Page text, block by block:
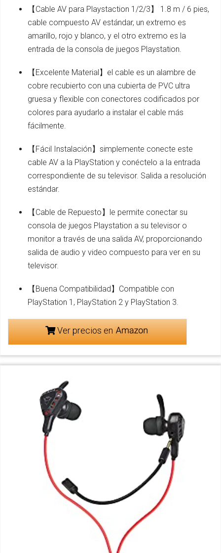
【Cable AV para Playstaction 1/2/3】 1.8 m / 6 pies,
cable compuesto AV estándar, un extremo es
amarillo, rojo y blanco, y el otro extremo es la
entrada de la consola de juegos Playstation.
【Excelente Material】el cable es un alambre de
cobre recubierto con una cubierta de PVC ultra
gruesa y flexible con conectores codificados por
colores para ayudarlo a instalar el cable más
fácilmente.
【Fácil Instalación】simplemente conecte este
cable AV a la PlayStation y conéctelo a la entrada
correspondiente de su televisor. Salida a resolución
estándar.
【Cable de Repuesto】le permite conectar su
consola de juegos Playstation a su televisor o
monitor a través de una salida AV, proporcionando
salida de audio y video compuesto para ver en su
televisor.
【Buena Compatibilidad】Compatible con
PlayStation 1, PlayStation 2 y PlayStation 3.
Ver precios en